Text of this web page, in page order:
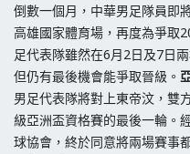
倒數一個月，中華男足隊員即
高雄國家體育場，再度為爭取
足代表隊雖然在6月2日及7日
但仍有最後機會能爭取晉級。
男足代表隊將對上東帝汶，雙
級亞洲盃資格賽的最後一輪。
球協會，終於同意將兩場賽事